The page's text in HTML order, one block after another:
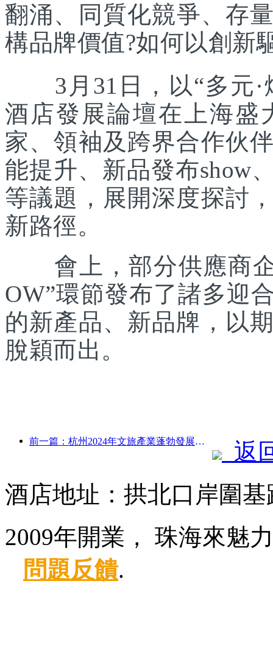
翻涌、同質化競爭、存
構品牌價值?如何以創新
3月31日，以“多元·
酒店發展論壇在上海盛
家、領袖及跨界合作伙
能提升、新品發布show
等議題，展開深度探討
新路徑。
會上，部分供應商企
OW”環節發布了諸多迎
的新產品、新品牌，以
脫穎而出。
前一篇：杭州2024年文旅產業蓬勃發展：文化增加值超3400億，入境游客倍增
返
酒店地址：拱北口岸圍基
2009年開業， 珠海來魅
問題反饋.